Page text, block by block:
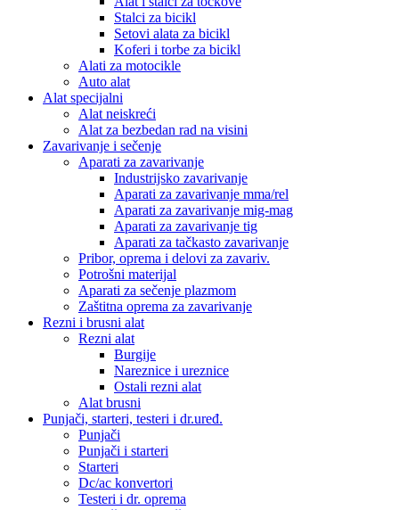
Stalci za bicikl
Setovi alata za bicikl
Koferi i torbe za bicikl
Alati za motocikle
Auto alat
Alat specijalni
Alat neiskreći
Alat za bezbedan rad na visini
Zavarivanje i sečenje
Aparati za zavarivanje
Industrijsko zavarivanje
Aparati za zavarivanje mma/rel
Aparati za zavarivanje mig-mag
Aparati za zavarivanje tig
Aparati za tačkasto zavarivanje
Pribor, oprema i delovi za zavariv.
Potrošni materijal
Aparati za sečenje plazmom
Zaštitna oprema za zavarivanje
Rezni i brusni alat
Rezni alat
Burgije
Nareznice i ureznice
Ostali rezni alat
Alat brusni
Punjači, starteri, testeri i dr.uređ.
Punjači
Punjači i starteri
Starteri
Dc/ac konvertori
Testeri i dr. oprema